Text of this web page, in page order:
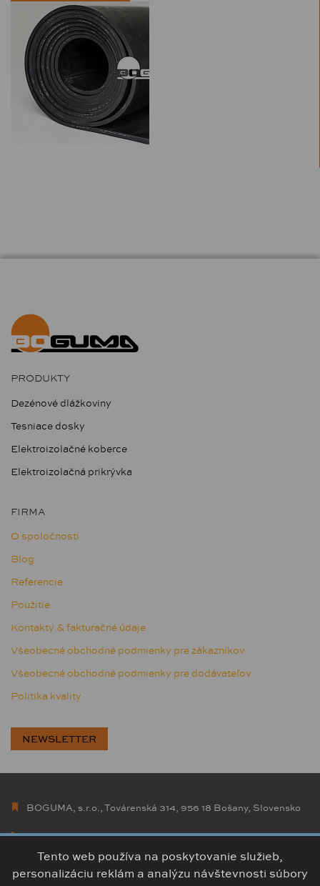
PRODUKTY
Dezénové dlážkoviny
Tesniace dosky
Elektroizolačné koberce
Elektroizolačná prikrývka
FIRMA
O spoločnosti
Blog
Referencie
Použitie
Kontakty & fakturačné údaje
Všeobecné obchodné podmienky pre zákazníkov
Všeobecné obchodné podmienky pre dodávateľov
Politika kvality
NEWSLETTER
BOGUMA, s.r.o., Továrenská 314, 956 18 Bošany, Slovensko
+421 38 5426 307 info@boguma.sk
Tento web používa na poskytovanie služieb,
personalizáciu reklám a analýzu návštevnosti súbory